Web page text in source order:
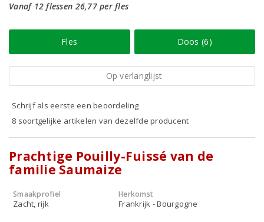
Vanaf 12 flessen 26,77 per fles
Fles Doos (6)
Op verlanglijst
Schrijf als eerste een beoordeling
8 soortgelijke artikelen van dezelfde producent
Prachtige Pouilly-Fuissé van de
familie Saumaize
Smaakprofiel
Zacht, rijk
Herkomst
Frankrijk - Bourgogne